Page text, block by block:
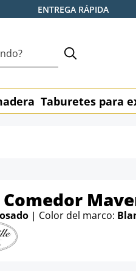
ENTREGA RÁPIDA
Taburetes para
| Color del marco: